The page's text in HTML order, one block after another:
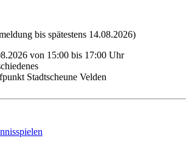
bis spätestens 14.08.2026)
von 15:00 bis 17:00 Uhr
Stadtscheune Velden